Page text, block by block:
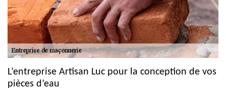
L’entreprise Artisan Luc pour la conception de vos
pièces d’eau